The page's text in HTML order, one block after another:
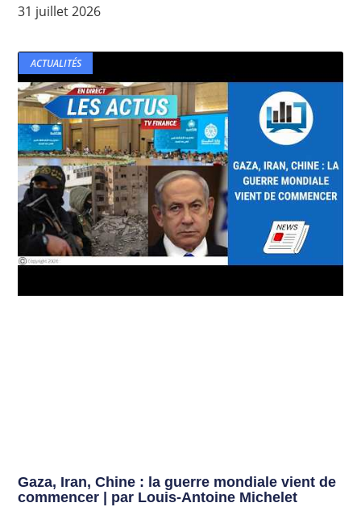
31 juillet 2026
ACTUALITÉS
Gaza, Iran, Chine : la guerre mondiale vient de
commencer | par Louis-Antoine Michelet